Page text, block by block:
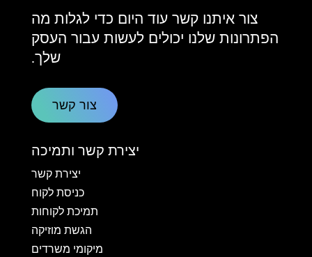
צור איתנו קשר עוד היום כדי לגלות מה
הפתרונות שלנו יכולים לעשות עבור העסק
שלך.
צור קשר
יצירת קשר ותמיכה
יצירת קשר
כניסת לקוח
תמיכת לקוחות
הגשת מוזיקה
מיקומי משרדים